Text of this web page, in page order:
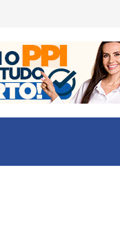
e formato